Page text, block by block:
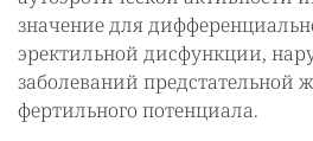
значение для
эректильной дисфункции,
заболеваний предстательной
фертильного потенциала.